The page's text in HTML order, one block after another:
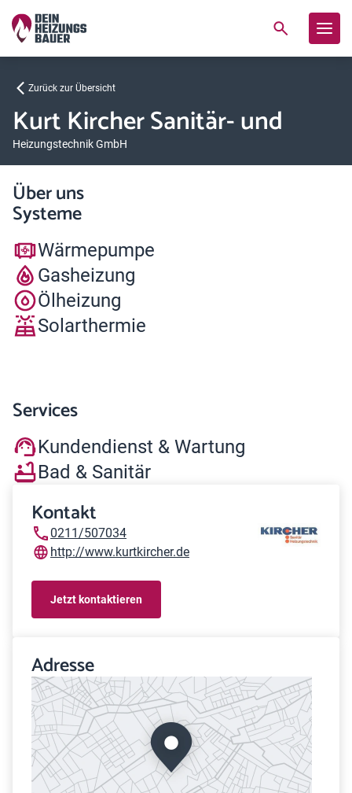
Zurück zur Übersicht
Kurt Kircher Sanitär- und
Heizungstechnik GmbH
Über uns
Systeme
Wärmepumpe
Gasheizung
Ölheizung
Solarthermie
Services
Kundendienst & Wartung
Bad & Sanitär
Kontakt
0211/507034
http://www.kurtkircher.de
Jetzt kontaktieren
Adresse